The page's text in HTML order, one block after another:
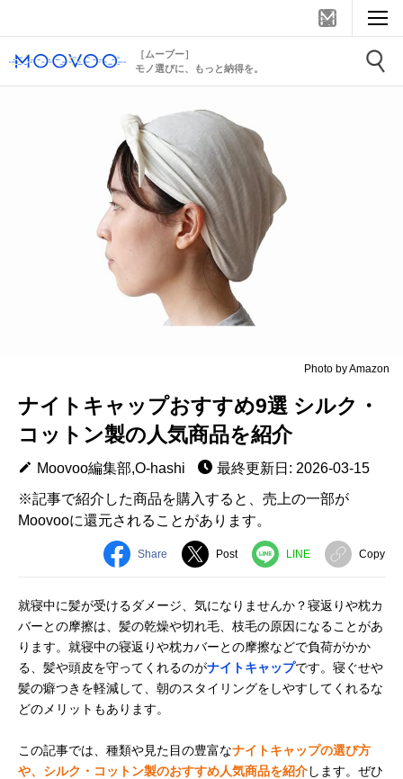
［ムーブー］
モノ選びに、もっと納得を。
Photo by Amazon
ナイトキャップおすすめ9選 シルク・
コットン製の人気商品を紹介
Moovoo編集部,O-hashi
最終更新日: 2026-03-15
※記事で紹介した商品を購入すると、売上の一部が
Moovooに還元されることがあります。
Share Post LINE Copy
就寝中に髪が受けるダメージ、気になりませんか？寝返りや枕カ
バーとの摩擦は、髪の乾燥や切れ毛、枝毛の原因になることがあ
ります。就寝中の寝返りや枕カバーとの摩擦などで負荷がかか
る、髪や頭皮を守ってくれるのがナイトキャップです。寝ぐせや
髪の癖つきを軽減して、朝のスタイリングをしやすしてくれるな
どのメリットもあります。
この記事では、種類や見た目の豊富なナイトキャップの選び方
や、シルク・コットン製のおすすめ人気商品を紹介します。ぜひ